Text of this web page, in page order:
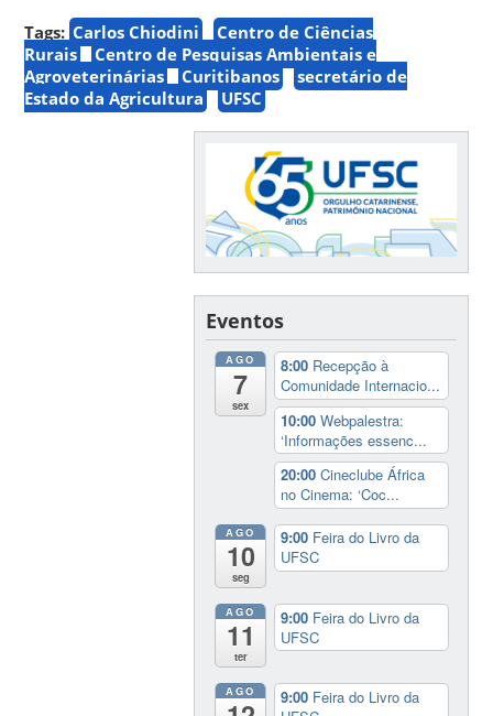
Tags: Carlos Chiodini
Centro de Ciências
Rurais
Centro de Pesquisas Ambientais e
Agroveterinárias
Curitibanos
secretário de
Estado da Agricultura
UFSC
Eventos
AGO
7
sex
8:00 Recepção à
Comunidade Internacio...
10:00Webpalestra:
‘Informações essenc...
20:00Cineclube África
no Cinema: ‘Coc...
AGO
10
seg
9:00 Feira do Livro da
UFSC
AGO
11
ter
9:00 Feira do Livro da
UFSC
AGO 9:00 Feira do Livro da